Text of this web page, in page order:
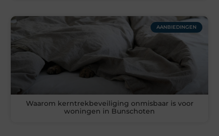
AANBIEDINGEN
Waarom kerntrekbeveiliging onmisbaar is voor
woningen in Bunschoten